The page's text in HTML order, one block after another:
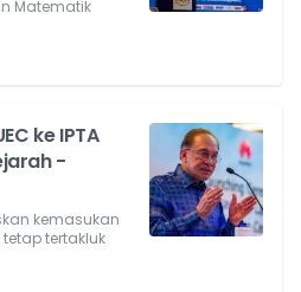
Matematik
ke IPTA
-
kemasukan
tetap tertakluk